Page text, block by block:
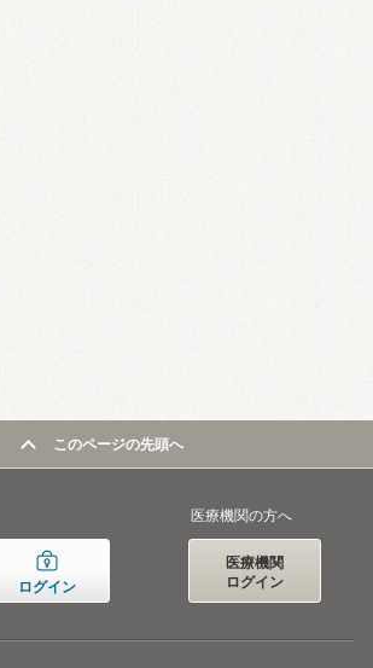
このページの先頭へ
ログイン
医療機関の方へ
医療機関
ログイン